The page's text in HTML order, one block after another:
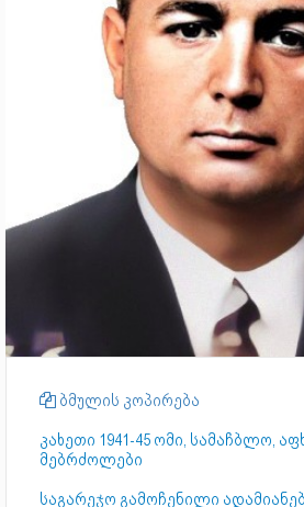
ბმულის კოპირება
კახეთი 1941-45 ომი, სამაჩბლო,
მებრძოლები
საგარეჯო გამოჩენილი